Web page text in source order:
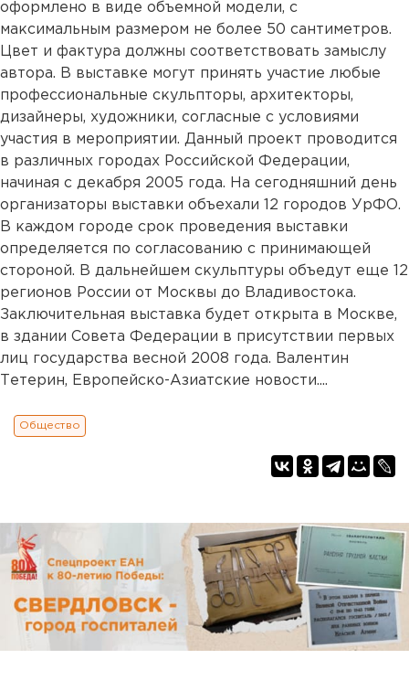
оформлено в виде объемной модели, с
максимальным размером не более 50 сантиметров.
Цвет и фактура должны соответствовать замыслу
автора. В выставке могут принять участие любые
профессиональные скульпторы, архитекторы,
дизайнеры, художники, согласные с условиями
участия в мероприятии. Данный проект проводится
в различных городах Российской Федерации,
начиная с декабря 2005 года. На сегодняшний день
организаторы выставки объехали 12 городов УрФО.
В каждом городе срок проведения выставки
определяется по согласованию с принимающей
стороной. В дальнейшем скульптуры объедут еще 12
регионов России от Москвы до Владивостока.
Заключительная выставка будет открыта в Москве,
в здании Совета Федерации в присутствии первых
лиц государства весной 2008 года. Валентин
Тетерин, Европейско-Азиатские новости....
Общество